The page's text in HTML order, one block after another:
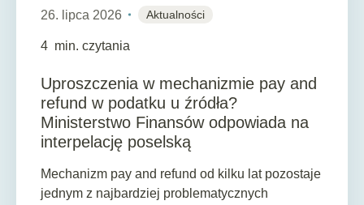
26. lipca 2026 Aktualności
4 min. czytania
Uproszczenia w mechanizmie pay and
refund w podatku u źródła?
Ministerstwo Finansów odpowiada na
interpelację poselską
Mechanizm pay and refund od kilku lat pozostaje
jednym z najbardziej problematycznych